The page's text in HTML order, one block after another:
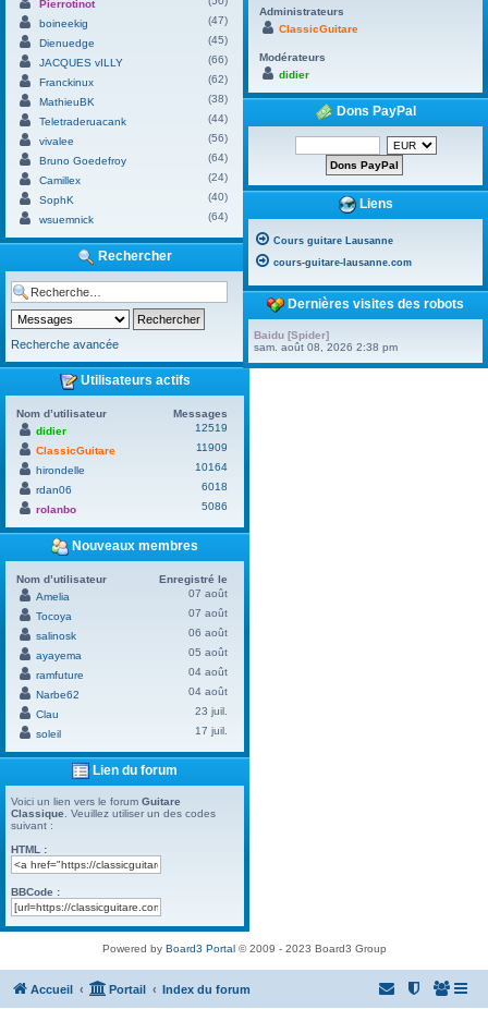
Pierrotinot
boineekig
(47)
Dienuedge
(45)
JACQUES vILLY
(66)
Franckinux
(62)
MathieuBK
(38)
Teletraderuacank
(44)
vivalee
(56)
Bruno Goedefroy
(64)
Camillex
(24)
SophK
(40)
wsuemnick
(64)
Rechercher
Recherche avancée
Utilisateurs actifs
Nom d’utilisateur
Messages
didier
12519
ClassicGuitare
11909
hirondelle
10164
rdan06
6018
rolanbo
5086
Nouveaux membres
Nom d’utilisateur
Enregistré le
Amelia
07 août
Tocoya
07 août
salinosk
06 août
ayayema
05 août
ramfuture
04 août
Narbe62
04 août
Clau
23 juil.
soleil
17 juil.
Lien du forum
Voici un lien vers le forum Guitare
Classique . Veuillez utiliser un des codes
suivant :
HTML :
BBCode :
Administrateurs
ClassicGuitare
Modérateurs
didier
Dons PayPal
Liens
Cours guitare Lausanne
cours-guitare-lausanne.com
Dernières visites des robots
Baidu [Spider]
sam. août 08, 2026 2:38 pm
Powered by Board3 Portal© 2009 - 2023 Board3 Group
Accueil Portail Index du forum